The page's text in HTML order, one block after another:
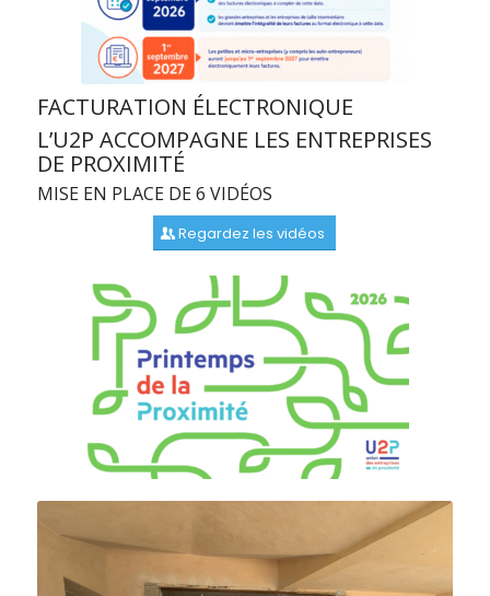
FACTURATION ÉLECTRONIQUE
L’U2P ACCOMPAGNE LES ENTREPRISES
DE PROXIMITÉ
MISE EN PLACE DE 6 VIDÉOS
Regardez les vidéos